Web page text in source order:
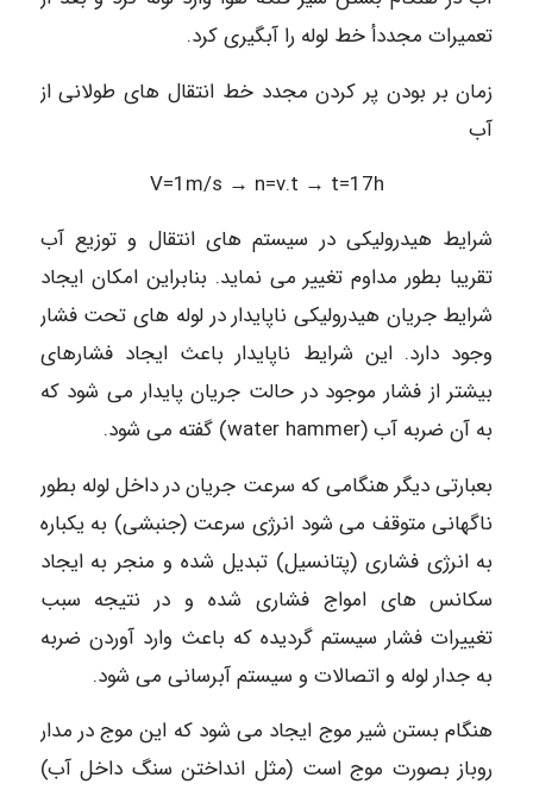
تعمیرات مجددأ خط لوله را آبگیری کرد.
زمان بر بودن پر کردن مجدد خط انتقال های طولانی از
آب
V=1m/s → n=v.t → t=17h
شرایط هیدرولیکی در سیستم های انتقال و توزیع آب
تقریبا بطور مداوم تغییر می نماید. بنابراین امکان ایجاد
شرایط جریان هیدرولیکی ناپایدار در لوله های تحت فشار
وجود دارد. این شرایط ناپایدار باعث ایجاد فشارهای
بیشتر از فشار موجود در حالت جریان پایدار می شود که
به آن ضربه آب (water hammer) گفته می شود.
بعبارتی دیگر هنگامی که سرعت جریان در داخل لوله بطور
ناگهانی متوقف می شود انرژی سرعت (جنبشی) به یکباره
به انرژی فشاری (پتانسیل) تبدیل شده و منجر به ایجاد
سکانس های امواج فشاری شده و در نتیجه سبب
تغییرات فشار سیستم گردیده که باعث وارد آوردن ضربه
به جدار لوله و اتصالات و سیستم آبرسانی می شود.
هنگام بستن شیر موج ایجاد می شود که این موج در مدار
روباز بصورت موج است (مثل انداختن سنگ داخل آب)